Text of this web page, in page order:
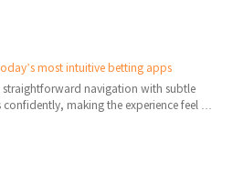
most intuitive betting apps
straightforward navigation with subtle
making the experience feel …